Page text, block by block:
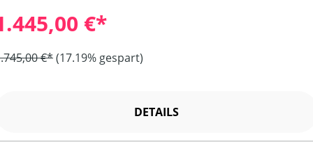
€*
€*(17.19% gespart)
DETAILS